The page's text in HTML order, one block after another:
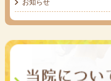
お知らせ